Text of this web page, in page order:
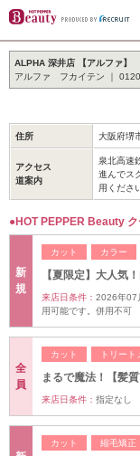
ALPHA 深井店 【アルファ】
アルファ フカイテン ｜
住所 大阪府堺
アクセス
道案内
泉北高速
進んでス
用くださ
●HOT PEPPER Beauty
新
規
カット カラー
【夏限定】大人気
来店日条件： 2026年07
用可能です。併用不可
全
員
カット トリート
まるで魔法！【髪
来店日条件： 指定なし
カット 縮毛矯正